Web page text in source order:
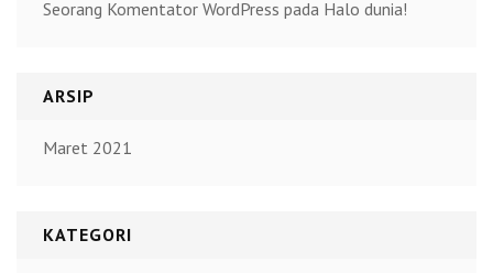
Seorang Komentator WordPress pada Halo dunia!
ARSIP
Maret 2021
KATEGORI